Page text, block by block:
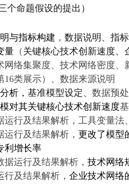
个命题假设的提出）
与指标构建 ，数据说明、指
量 （ 关键核心技术创新速度、
网络集聚度、技术网络密度、
16类展示）、数据来源说明
析，基准模型设定、数据预
对其关键核心技术创新速度
运行及结果解析，工具变量法
行及结果解析， 更改了模型
利增长率
据运行及结果解析，技术网络
行及结果解析，企业技术网络